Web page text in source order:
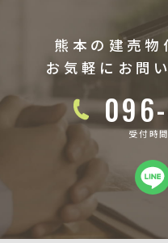
熊本の建売物
お気軽にお問
受付時